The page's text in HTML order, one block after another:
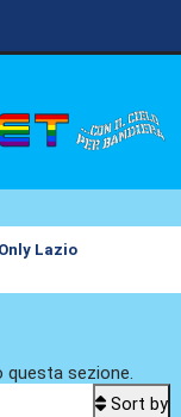
Lazio
questa sezione.
Sort by